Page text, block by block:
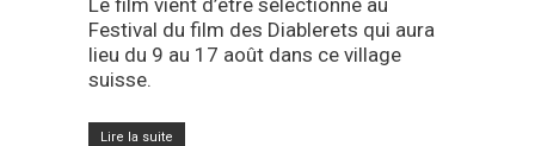
Le film vient d’être sélectionné au
Festival du film des Diablerets qui aura
lieu du 9 au 17 août dans ce village
suisse.
Lire la suite